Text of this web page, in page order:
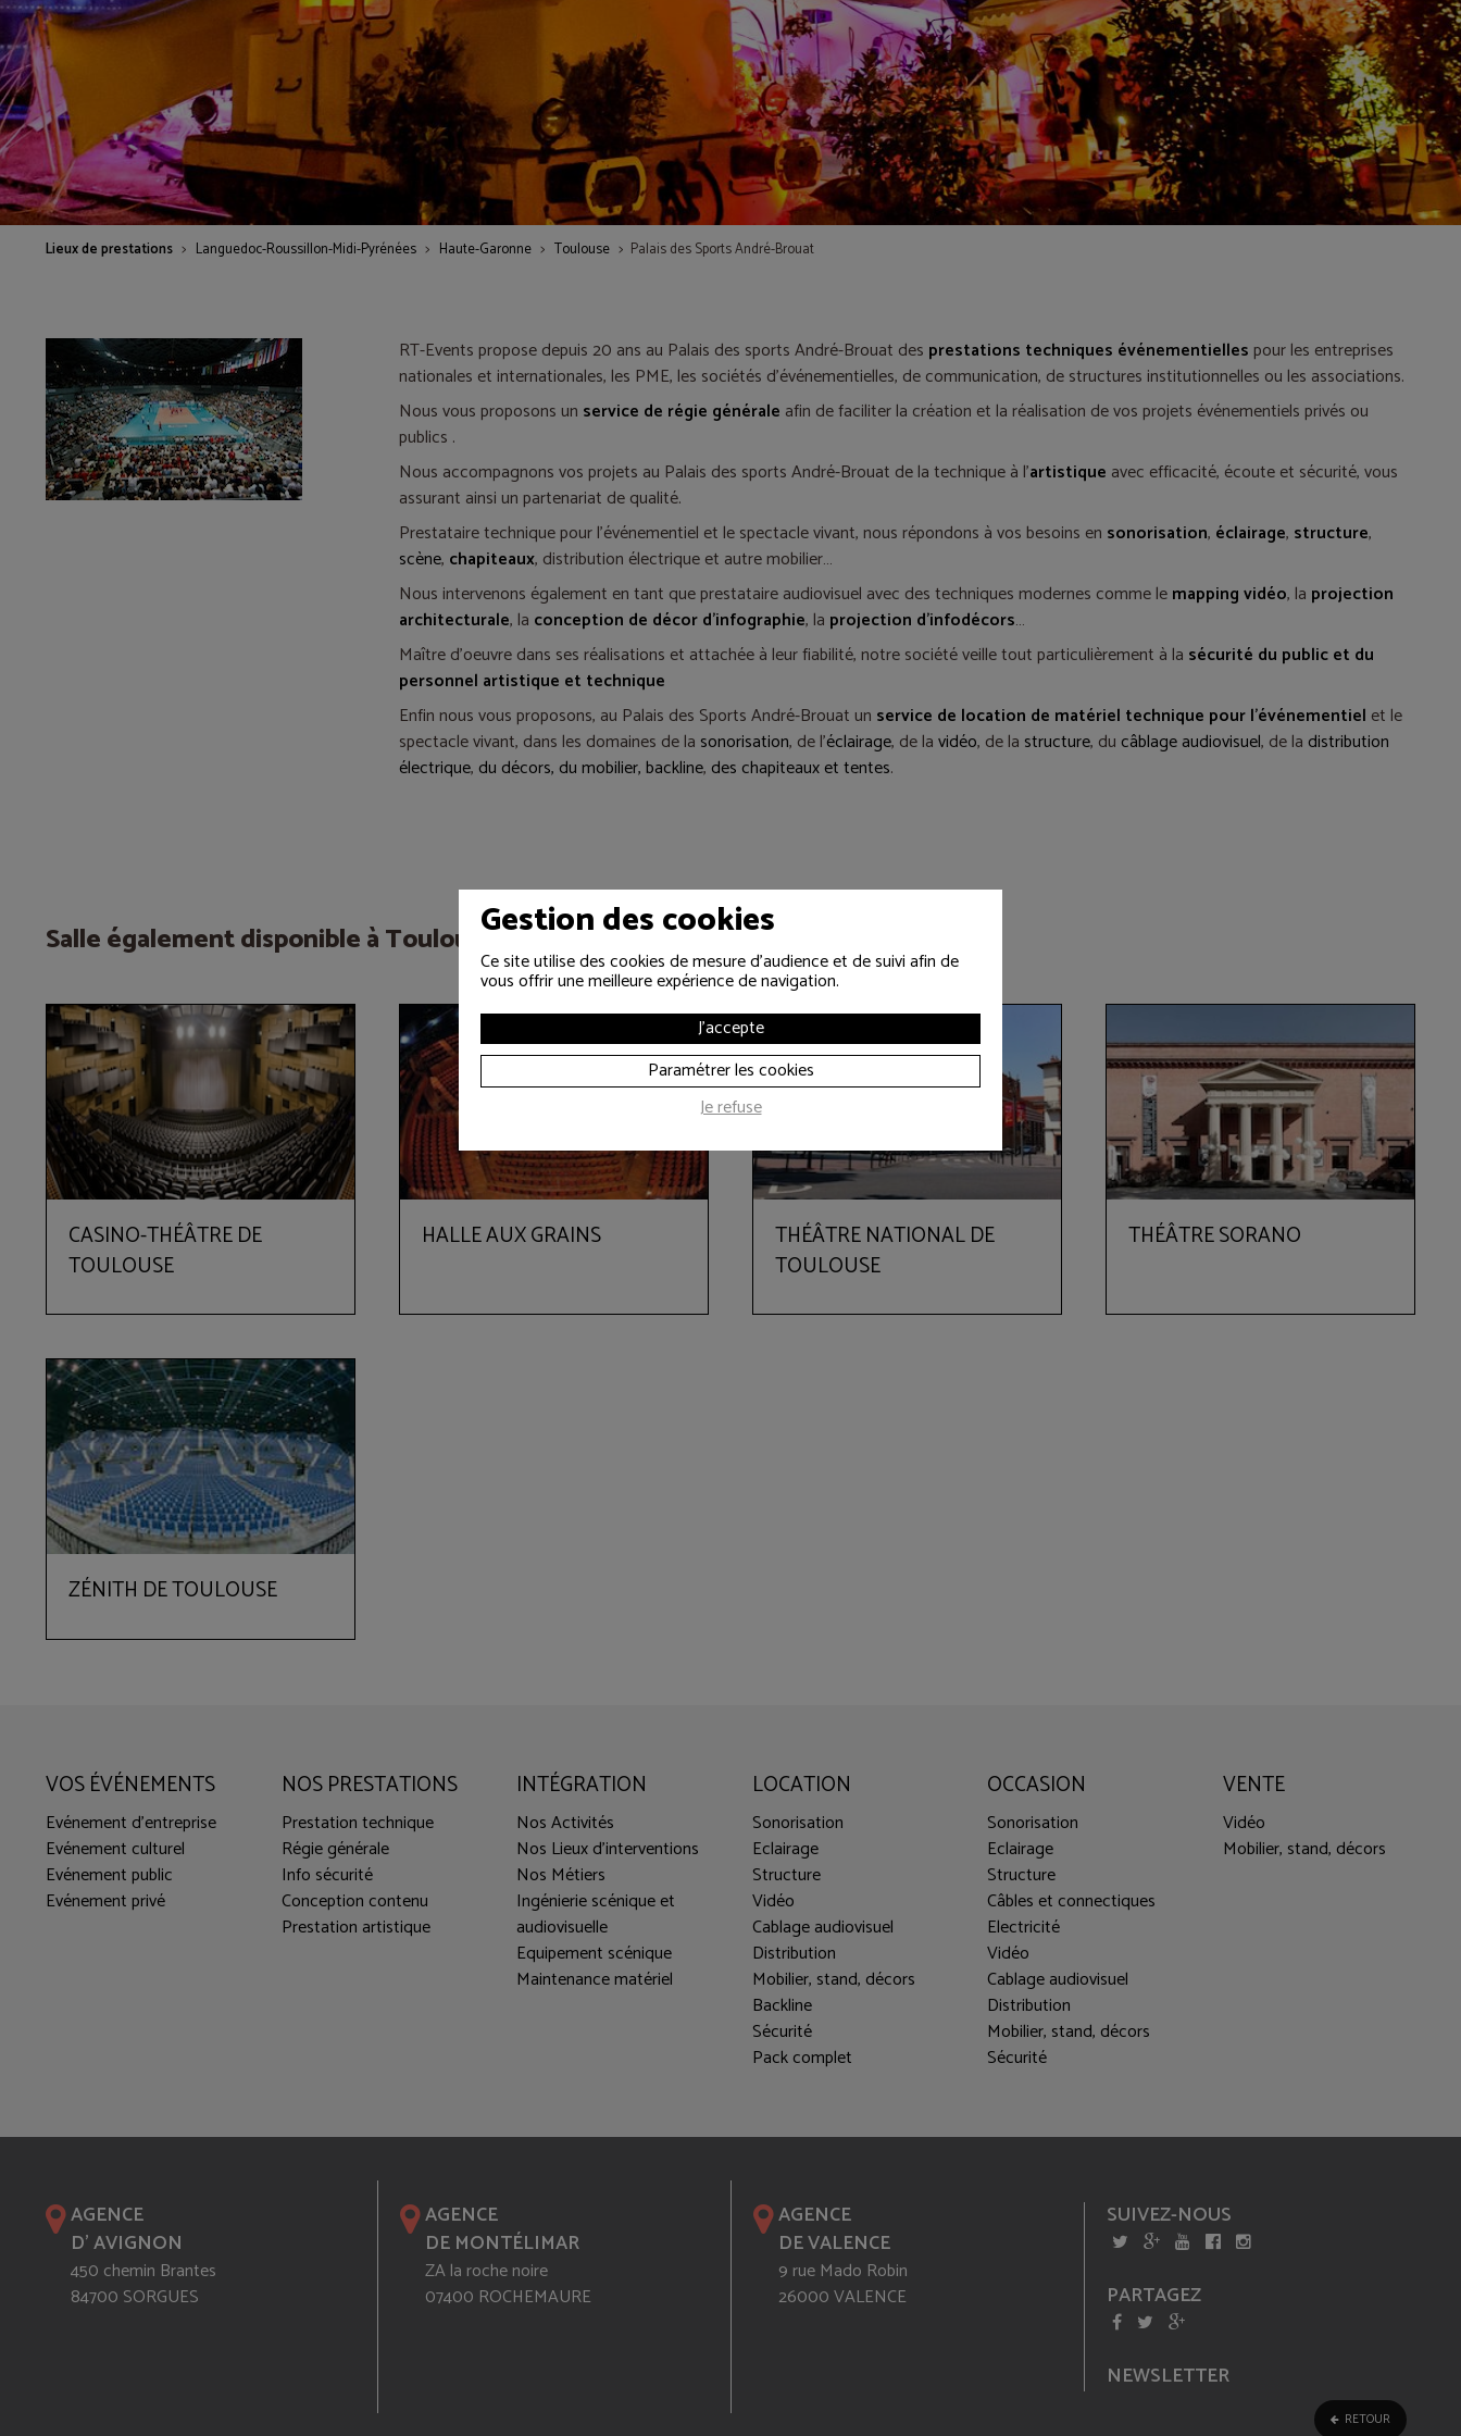
Lieux de prestations Languedoc-Roussillon-Midi-Pyrénées Haute-Garonne Toulouse Palais des Sports André-Brouat
RT-Events propose depuis 20 ans au Palais des sports André-Brouat des prestations techniques événementiellespour les entreprises
nationales et internationales, les PME, les sociétés d'événementielles, de communication, de structures institutionnelles ou les associations.
Nous vous proposons un service de régie générale afin de faciliter la création et la réalisation de vos projets événementiels privés ou
publics .
Nous accompagnons vos projets au Palais des sports André-Brouat de la technique à l'artistique avec efficacité, écoute et sécurité, vous
assurant ainsi un partenariat de qualité.
Prestataire technique pour l'événementiel et le spectacle vivant, nous répondons à vos besoins en sonorisation, éclairage, structure,
scène, chapiteaux, distribution électrique et autre mobilier…
Nous intervenons également en tant que prestataire audiovisuel avec des techniques modernes comme lemapping vidéo, la projection
architecturale, la conception de décor d'infographie, la projection d'infodécors…
Maître d'oeuvre dans ses réalisations et attachée à leur fiabilité, notre société veille tout particulièrement à la sécurité du public et du
personnel artistique et technique
Enfin nous vous proposons, au Palais des Sports André-Brouat un service de location de matériel technique pour l'événementiel et le
spectacle vivant, dans les domaines de la sonorisation, de l'éclairage, de lavidéo, de la structure, ducâblage audiovisuel, de ladistribution
électrique,du décors, du mobilier,backline,des chapiteaux et tentes.
Salle également disponible à Toulouse
CASINO-THÉÂTRE DE
TOULOUSE
HALLE AUX GRAINS
THÉÂTRE NATIONAL DE
TOULOUSE
THÉÂTRE SORANO
ZÉNITH DE TOULOUSE
RETOUR
VOS ÉVÉNEMENTS
Evénement d'entreprise
Evénement culturel
Evénement public
Evénement privé
NOS PRESTATIONS
Prestation technique
Régie générale
Info sécurité
Conception contenu
Prestation artistique
INTÉGRATION
Nos Activités
Nos Lieux d'interventions
Nos Métiers
Ingénierie scénique et
audiovisuelle
Equipement scénique
Maintenance matériel
LOCATION
Sonorisation
Eclairage
Structure
Vidéo
Cablage audiovisuel
Distribution
Mobilier, stand, décors
Backline
Sécurité
Pack complet
OCCASION
Sonorisation
Eclairage
Structure
Câbles et connectiques
Electricité
Vidéo
Cablage audiovisuel
Distribution
Mobilier, stand, décors
Sécurité
VENTE
Vidéo
Mobilier, stand, décors
AGENCE
D' AVIGNON
450 chemin Brantes
84700 SORGUES
AGENCE
DE MONTÉLIMAR
ZA la roche noire
07400 ROCHEMAURE
AGENCE
DE VALENCE
9 rue Mado Robin
26000 VALENCE
SUIVEZ-NOUS
PARTAGEZ
NEWSLETTER
Gestion des cookies
Ce site utilise des cookies de mesure d'audience et de suivi afin de
vous offrir une meilleure expérience de navigation.
J'accepte
Paramétrer les cookies
Je refuse